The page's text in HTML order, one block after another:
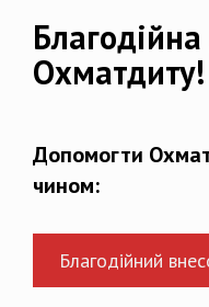
Охматдиту!
Допомогти
чином:
Благодійний